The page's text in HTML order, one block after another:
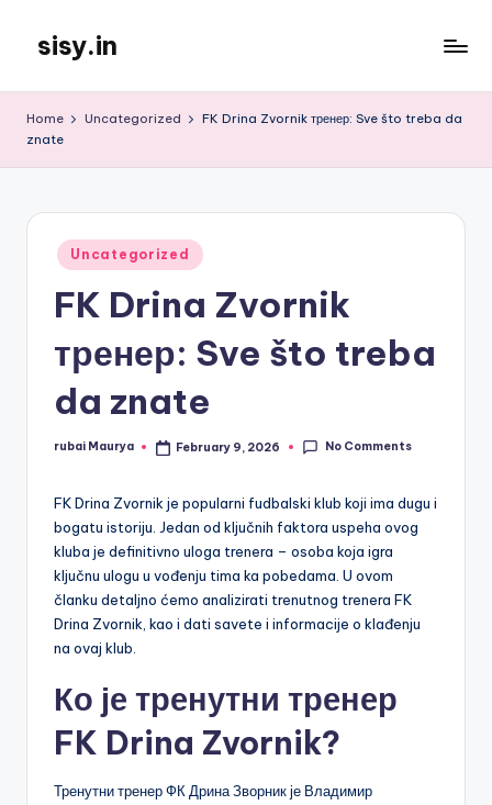
content
sisy.in
Home Uncategorized
FK Drina Zvornik тренер: Sve što treba da
znate
Posted
in
Uncategorized
FK Drina Zvornik
тренер: Sve što treba
da znate
Posted
rubai Maurya February 9, 2026 No Comments
FK Drina Zvornik je popularni fudbalski klub koji ima dugu i
bogatu istoriju. Jedan od ključnih faktora uspeha ovog
kluba je definitivno uloga trenera – osoba koja igra
ključnu ulogu u vođenju tima ka pobedama. U ovom
članku detaljno ćemo analizirati trenutnog trenera FK
Drina Zvornik, kao i dati savete i informacije o klađenju
na ovaj klub.
Ко је тренутни тренер
FK Drina Zvornik?
Тренутни тренер ФК Дрина Зворник је Владимир